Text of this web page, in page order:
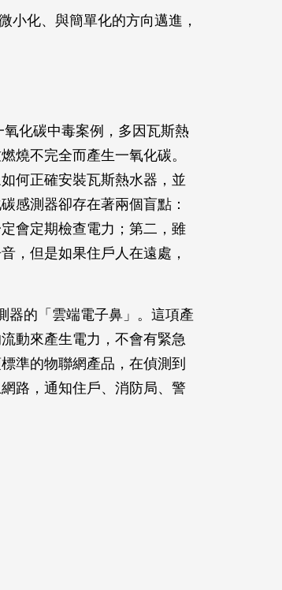
小化、與簡單化的方向邁進，
化碳中毒案例，多因瓦斯熱
燒不完全而產生一氧化碳。
何正確安裝瓦斯熱水器，並
感測器卻存在著兩個盲點：
會定期檢查電力；第二，雖
，但是如果住戶人在遠處，
器的「雲端電子鼻」。這項產
動來產生電力，不會有緊急
準的物聯網產品，在偵測到
路，通知住戶、消防局、警